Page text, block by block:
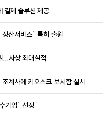
결제 솔루션 제공
산서비스` 특허 출원
…사상 최대실적
계사에 키오스크 보시함 설치
기업` 선정